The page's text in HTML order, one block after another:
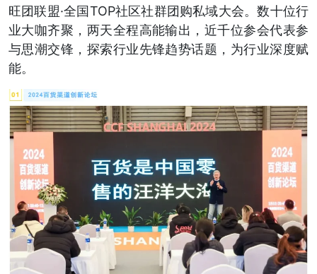
旺团联盟·全国TOP社区社群团购私域大会。数十位行
业大咖齐聚，两天全程高能输出，近千位参会代表参
与思潮交锋，探索行业先锋趋势话题，为行业深度赋
能。